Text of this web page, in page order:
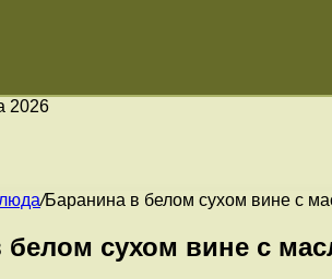
2026
/Баранина в белом сухом вине с
белом сухом вине с